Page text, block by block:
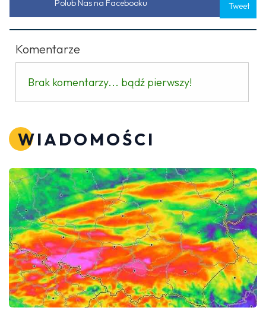
Tweet
Polub Nas na Facebooku
Komentarze
Brak komentarzy... bądź pierwszy!
WIADOMOŚCI